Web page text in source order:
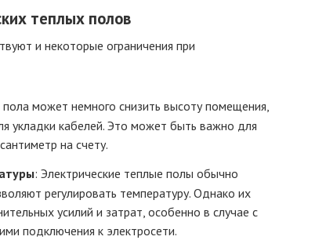
теплых полов
и некоторые ограничения при
пола может немного снизить высоту помещения,
укладки кабелей. Это может быть важно для
на счету.
: Электрические теплые полы обычно
регулировать температуру. Однако их
усилий и затрат, особенно в случае с
подключения к электросети.